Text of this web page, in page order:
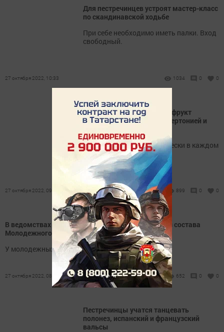
Для пестречинцев устроят мастер-класс
по скандинавской ходьбе
При себе необходимо иметь палки. Вход
свободный.
27 октября 2022, 10:33 1034 0 0
Популярный в Татарстане фрукт
поможет справиться с гипертонией и
Его можно купить практически в каждом
супермаркете.
27 октября 2022, 09:54 899 0 0
В ведомствах Татарстана появились советники из состава
Молодежного правительства РТ
У молодежных помощников много проектов
27 октября 2022, 08:41 652 0 0
Пестречинцы учатся танцевать
полонез, испанский и французский
вальсы